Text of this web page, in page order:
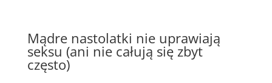
Mądre nastolatki nie uprawiają
seksu (ani nie całują się zbyt
często)